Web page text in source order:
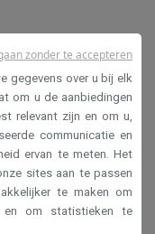
gegevens over u bij elk
om u de aanbiedingen
relevant zijn en om u,
communicatie en
ervan te meten. Het
sites aan te passen
te maken om
en om statistieken te
zonder te accepteren